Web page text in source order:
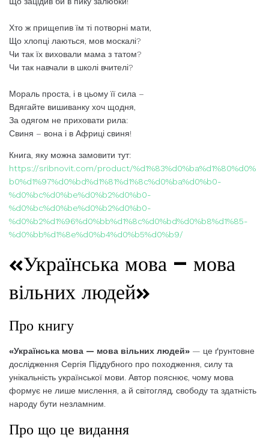
Хто ж прищепив їм ті потворні мати,
Що хлопці лаються, мов москалі?
Чи так їх виховали мама з татом?
Чи так навчали в школі вчителі?
Мораль проста, і в цьому її сила –
Вдягайте вишиванку хоч щодня,
За одягом не приховати рила:
Свиня – вона і в Африці свиня!
Книга, яку можна замовити тут:
https://sribnovit.com/product/%d1%83%d0%ba%d1%80%d0%
b0%d1%97%d0%bd%d1%81%d1%8c%d0%ba%d0%b0-
%d0%bc%d0%be%d0%b2%d0%b0-
%d0%bc%d0%be%d0%b2%d0%b0-
%d0%b2%d1%96%d0%bb%d1%8c%d0%bd%d0%b8%d1%85-
%d0%bb%d1%8e%d0%b4%d0%b5%d0%b9/
«Українська мова — мова
вільних людей»
Про книгу
«Українська мова — мова вільних людей» — це ґрунтовне
дослідження Сергія Піддубного про походження, силу та
унікальність української мови. Автор пояснює, чому мова
формує не лише мислення, а й світогляд, свободу та здатність
народу бути незламним.
Про що це видання